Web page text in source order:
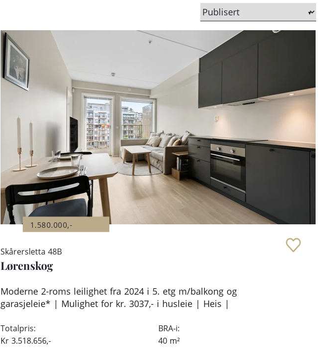
1.580.000,-
Skårersletta 48B
Lørenskog
Moderne 2-roms leilighet fra 2024 i 5. etg m/balkong og
garasjeleie* | Mulighet for kr. 3037,- i husleie | Heis |
Totalpris:
Kr3.518.656,-
BRA-i:
40m²